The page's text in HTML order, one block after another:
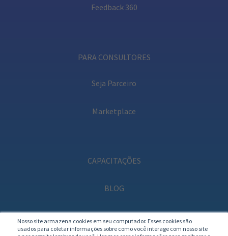
Nosso site armazena cookies em seu computador. Esses cookies são
usados para coletar informações sobre como você interage com nosso site
Feedback 360
PARA CONSULTORES
Seja Parceiro
Marketplace
CAPACITAÇÕES
BLOG
PODCAST